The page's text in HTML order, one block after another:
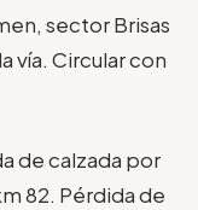
sector Brisas
vía. Circular con
de calzada por
82. Pérdida de